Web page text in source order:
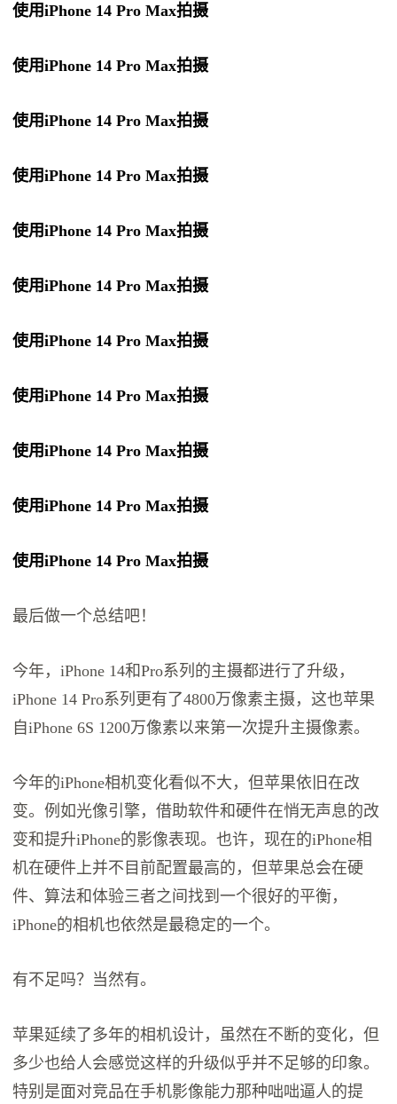
使用iPhone 14 Pro Max拍摄
使用iPhone 14 Pro Max拍摄
使用iPhone 14 Pro Max拍摄
使用iPhone 14 Pro Max拍摄
使用iPhone 14 Pro Max拍摄
使用iPhone 14 Pro Max拍摄
使用iPhone 14 Pro Max拍摄
使用iPhone 14 Pro Max拍摄
使用iPhone 14 Pro Max拍摄
使用iPhone 14 Pro Max拍摄
使用iPhone 14 Pro Max拍摄
最后做一个总结吧！
今年，iPhone 14和Pro系列的主摄都进行了升级，
iPhone 14 Pro系列更有了4800万像素主摄，这也苹果
自iPhone 6S 1200万像素以来第一次提升主摄像素。
今年的iPhone相机变化看似不大，但苹果依旧在改
变。例如光像引擎，借助软件和硬件在悄无声息的改
变和提升iPhone的影像表现。也许，现在的iPhone相
机在硬件上并不目前配置最高的，但苹果总会在硬
件、算法和体验三者之间找到一个很好的平衡，
iPhone的相机也依然是最稳定的一个。
有不足吗？当然有。
苹果延续了多年的相机设计，虽然在不断的变化，但
多少也给人会感觉这样的升级似乎并不足够的印象。
特别是面对竞品在手机影像能力那种咄咄逼人的提